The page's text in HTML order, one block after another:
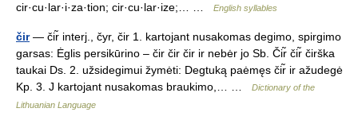
cir·cu·lar·i·za·tion; cir·cu·lar·ize;… …
English syllables
čir— čir̃ interj., čyr, čir 1. kartojant nusakomas degimo, spirgimo
garsas: Ėglis persikūrino – čir čir čir ir nebėr jo Sb. Čir̃ čir̃ čirška
taukai Ds. 2. užsidegimui žymėti: Degtuką paėmęs čir̃ ir ažudegė
Kp. 3. J kartojant nusakomas braukimo,… …
Dictionary of the
Lithuanian Language